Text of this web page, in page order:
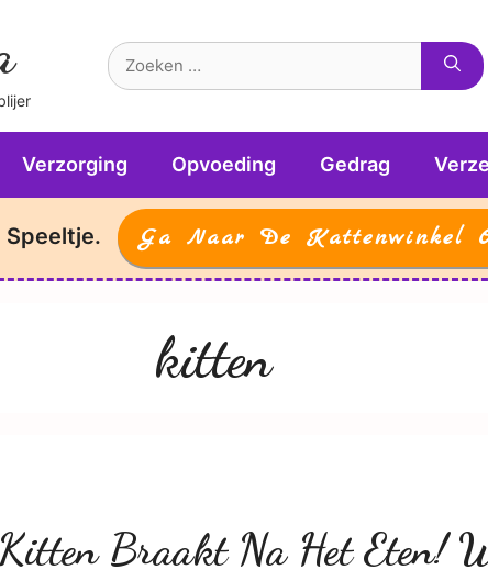
Verzorging Opvoeding Gedrag
Speeltje. Ga Naar De Kattenwinkel
kitten
Braakt Na Het Eten!